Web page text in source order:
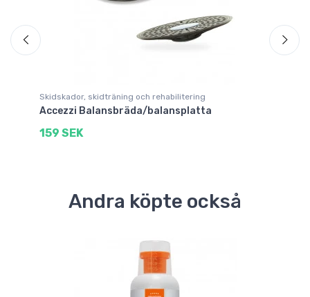
Skidskador, skidträning och rehabilitering
Accezzi Balansbräda/balansplatta
159 SEK
Andra köpte också